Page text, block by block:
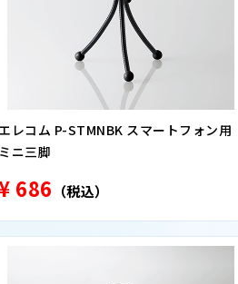
エレコム P-STMNBK スマートフォン用
ミニ三脚
686 （税込）